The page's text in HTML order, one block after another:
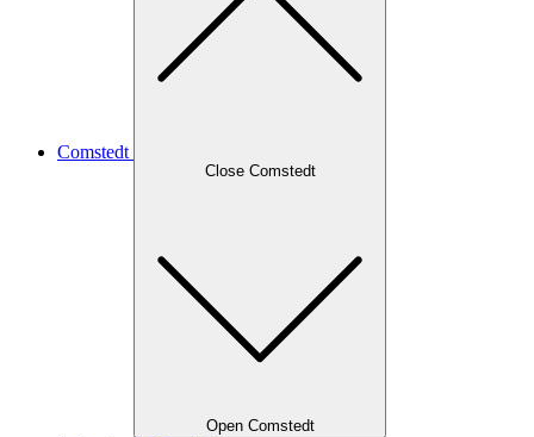
Comstedt
Close Comstedt
Open Comstedt